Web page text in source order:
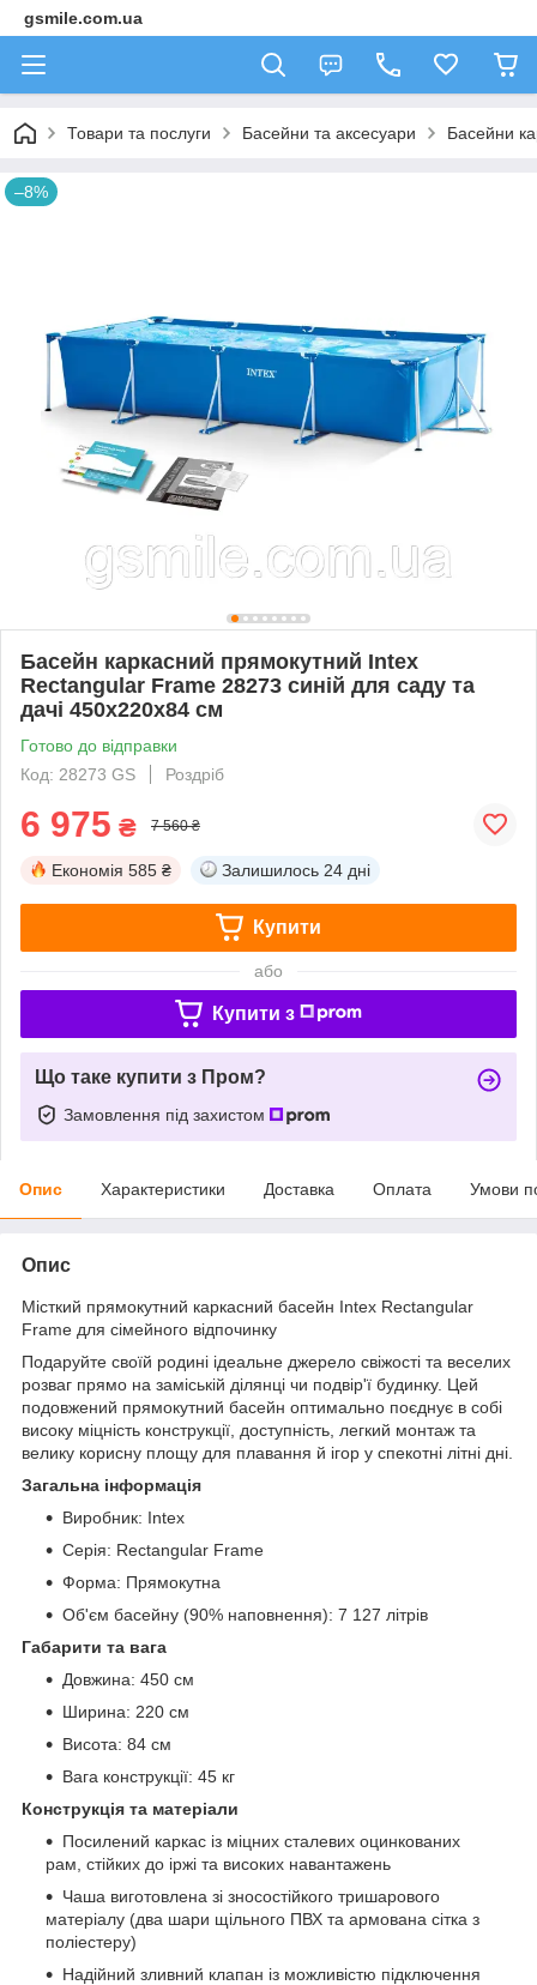
gsmile.com.ua
Товари та послуги Басейни та аксесуари Басейни
–8%
Басейн каркасний прямокутний Intex
Rectangular Frame 28273 синій для саду та
дачі 450x220x84 см
Готово до відправки
Код: 28273 GS
Роздріб
6 975 ₴ 7 560 ₴
Економія 585 ₴ Залишилось 24 дні
Купити
або
Купити з
Що таке купити з Пром?
Замовлення під захистом
Опис Характеристики Доставка Оплата Умови
Опис
Місткий прямокутний каркасний басейн Intex Rectangular
Frame для сімейного відпочинку
Подаруйте своїй родині ідеальне джерело свіжості та веселих
розваг прямо на заміській ділянці чи подвір'ї будинку. Цей
подовжений прямокутний басейн оптимально поєднує в собі
високу міцність конструкції, доступність, легкий монтаж та
велику корисну площу для плавання й ігор у спекотні літні дні.
Загальна інформація
Виробник: Intex
Серія: Rectangular Frame
Форма: Прямокутна
Об'єм басейну (90% наповнення): 7 127 літрів
Габарити та вага
Довжина: 450 см
Ширина: 220 см
Висота: 84 см
Вага конструкції: 45 кг
Конструкція та матеріали
Посилений каркас із міцних сталевих оцинкованих
рам, стійких до іржі та високих навантажень
Чаша виготовлена зі зносостійкого тришарового
матеріалу (два шари щільного ПВХ та армована сітка з
поліестеру)
Надійний зливний клапан із можливістю підключення